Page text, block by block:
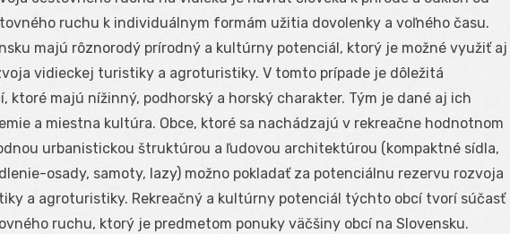
ruchu k individuálnym formám užitia dovolenky a voľného času.
majú rôznorodý prírodný a kultúrny potenciál, ktorý je možné využiť aj
vidieckej turistiky a agroturistiky. V tomto prípade je dôležitá
ktoré majú nížinný, podhorský a horský charakter. Tým je dané aj ich
a miestna kultúra. Obce, ktoré sa nachádzajú v rekreačne hodnotnom
urbanistickou štruktúrou a ľudovou architektúrou (kompaktné sídla,
osady, samoty, lazy) možno pokladať za potenciálnu rezervu rozvoja
a agroturistiky. Rekreačný a kultúrny potenciál týchto obcí tvorí súčasť
ruchu, ktorý je predmetom ponuky väčšiny obcí na Slovensku.